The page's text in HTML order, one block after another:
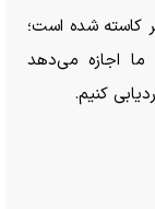
کاسته شده است؛
ما اجازه می‌دهد
کنیم.